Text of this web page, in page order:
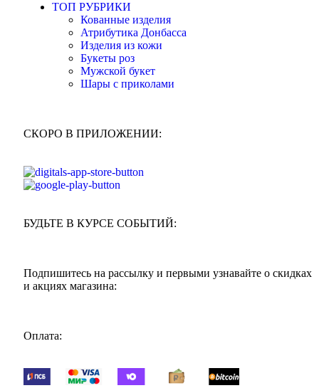
ТОП РУБРИКИ
Кованные изделия
Атрибутика Донбасса
Изделия из кожи
Букеты роз
Мужской букет
Шары с приколами
СКОРО В ПРИЛОЖЕНИИ:
БУДЬТЕ В КУРСЕ СОБЫТИЙ:
Подпишитесь на рассылку и первыми узнавайте о скидках
и акциях магазина:
Оплата: